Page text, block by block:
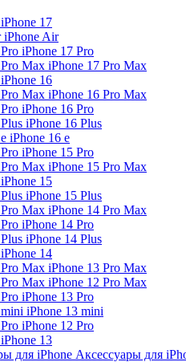
iPhone 17
iPhone Air
iPhone 17 Pro
iPhone 17 Pro Max
iPhone 16
iPhone 16 Pro Max
iPhone 16 Pro
iPhone 16 Plus
iPhone 16 e
iPhone 15 Pro
iPhone 15 Pro Max
iPhone 15
iPhone 15 Plus
iPhone 14 Pro Max
iPhone 14 Pro
iPhone 14 Plus
iPhone 14
iPhone 13 Pro Max
iPhone 12 Pro Max
iPhone 13 Pro
iPhone 13 mini
iPhone 12 Pro
iPhone 13
Аксессуары для